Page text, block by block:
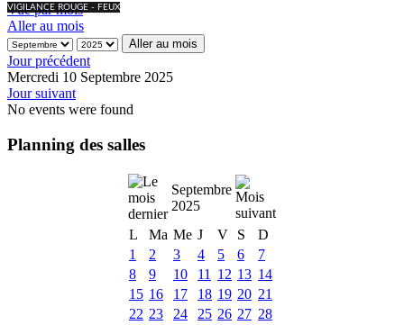
VIGILANCE ROUGE - FEUX
Vue par mois
Aller au mois
Aller au mois
Jour précédent
Mercredi 10 Septembre 2025
Jour suivant
No events were found
Planning des salles
Septembre
2025
L
Ma Me J V S
D
1
2 3 4 5 6
7
8
9 10 11 12 13 14
15 16 17 18 19 20 21
22 23 24 25 26 27 28